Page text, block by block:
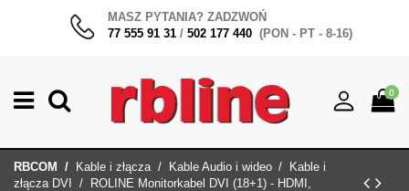
MASZ PYTANIA? ZADZWOŃ
77 555 91 31 / 502 177 440 (PON - PT - 8-16)
0
RBCOM Kable i złącza Kable Audio i wideo
Kable i
złącza DVI
ROLINE Monitorkabel DVI (18+1) - HDMI,